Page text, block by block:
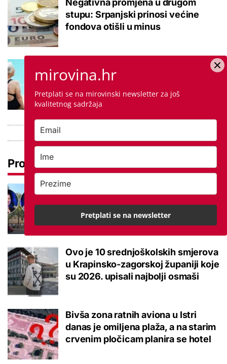
Negativna promjena u drugom
stupu: Srpanjski prinosi većine
fondova otišli u minus
besplatno: Građani se mogu
ohladiti tijekom toplinskog vala
Pročitaj još
Ovo je 5 mana života u
brucoš mora naviknuti
Ovo je 10 srednjoškolskih smjerova
u Krapinsko-zagorskoj županiji koje
su 2026. upisali najbolji osmaši
Bivša zona ratnih aviona u Istri
danas je omiljena plaža, a na starim
crvenim pločicam planira se hotel
mirovina.hr
Pretplati se na mirovinski newsletter za još
kvalitetnog sadržaja
Pretplati se na newsletter